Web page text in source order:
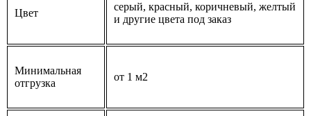
Цвет
серый, красный, коричневый, желтый
и другие цвета под заказ
Минимальная
отгрузка
от 1 м2